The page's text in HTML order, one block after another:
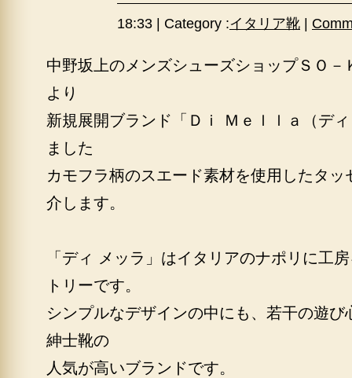
18:33 | Category :イタリア靴
中野坂上のメンズシューズショップＳＯ
より
新規展開ブランド「Ｄｉ Ｍｅｌｌａ（デ
ました
カモフラ柄のスエード素材を使用したタ
介します。
「ディ メッラ」はイタリアのナポリに工
トリーです。
シンプルなデザインの中にも、若干の遊
紳士靴の
人気が高いブランドです。